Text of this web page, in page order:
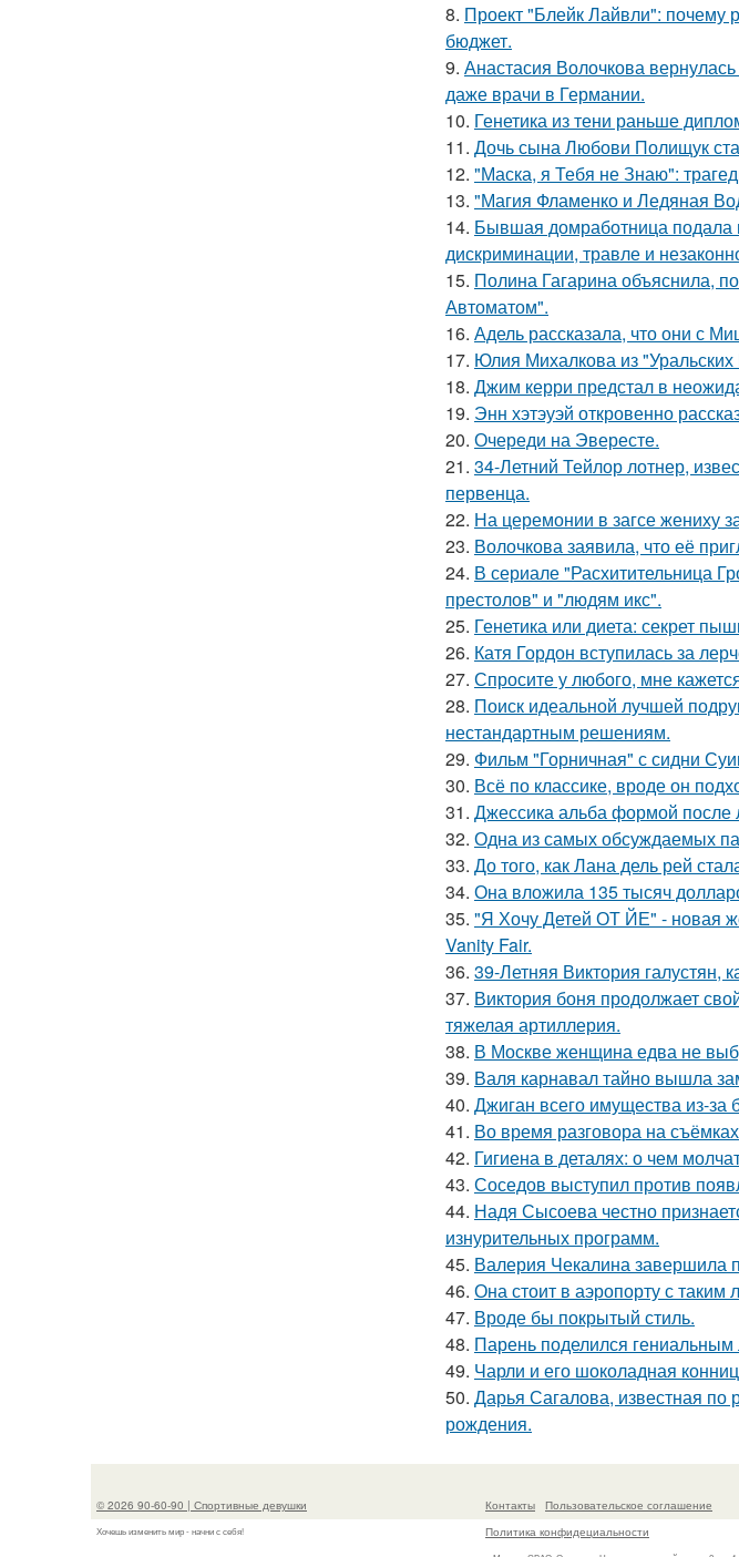
8. Проект "Блейк Лайвли": почему
бюджет.
9. Анастасия Волочкова
даже врачи в Германии.
10. Генетика из тени раньше
11. Дочь сына Любови Полищук
12. "Маска, я Тебя не Знаю":
13. "Магия Фламенко и Ледяная
14. Бывшая домработница подала
дискриминации, травле и
15. Полина Гагарина объяснила,
Автоматом".
16. Адель рассказала, что они с
17. Юлия Михалкова из
18. Джим керри предстал в
19. Энн хэтэуэй откровенно
20. Очереди на Эвересте.
21. 34-Летний Тейлор лотнер,
первенца.
22. На церемонии в загсе жениху
23. Волочкова заявила, что её
24. В сериале "Расхитительница
престолов" и "людям икс".
25. Генетика или диета: секрет
26. Катя Гордон вступилась за
27. Спросите у любого, мне
28. Поиск идеальной лучшей
нестандартным решениям.
29. Фильм "Горничная" с сидни
30. Всё по классике, вроде он
31. Джессика альба формой после
32. Одна из самых обсуждаемых
33. До того, как Лана дель рей
34. Она вложила 135 тысяч
35. "Я Хочу Детей ОТ ЙЕ" - новая
Vanity Fair.
36. 39-Летняя Виктория галустян,
37. Виктория боня продолжает
тяжелая артиллерия.
38. В Москве женщина едва не
39. Валя карнавал тайно вышла
40. Джиган всего имущества из-за
41. Во время разговора на
42. Гигиена в деталях: о чем
43. Соседов выступил против
44. Надя Сысоева честно
изнурительных программ.
45. Валерия Чекалина завершила
46. Она стоит в аэропорту с таким
47. Вроде бы покрытый стиль.
48. Парень поделился гениальным
49. Чарли и его шоколадная
50. Дарья Сагалова, известная
рождения.
© 2026 90-60-90 | Спортивные девушки
Хочешь изменить мир - начни с себя!
Контакты
Пользовательское соглашение
Политика конфидециальности